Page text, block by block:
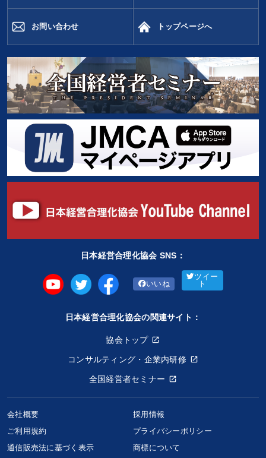
お問い合わせ トップページへ
日本経営合理化協会 SNS：
いいね
ツイー
ト
日本経営合理化協会の関連サイト：
協会トップ
コンサルティング・企業内研修
全国経営者セミナー
会社概要
採用情報
ご利用規約
プライバシーポリシー
通信販売法に基づく表示
商標について